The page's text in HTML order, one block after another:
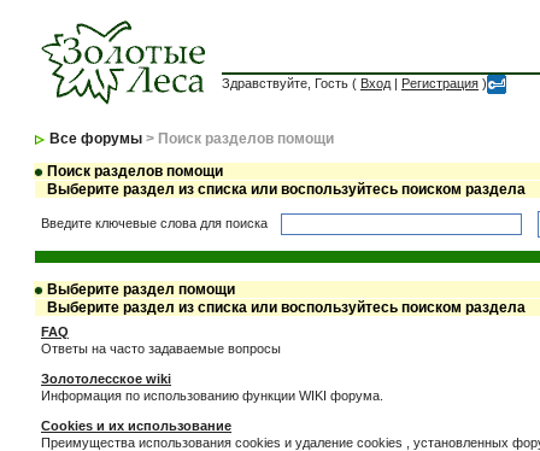
Здравствуйте, Гость ( Вход | Регистрация )
Все форумы > Поиск разделов помощи
Поиск разделов помощи
Выберите раздел из списка или воспользуйтесь поиском раздела
Введите ключевые слова для поиска
Выберите раздел помощи
Выберите раздел из списка или воспользуйтесь поиском раздела
FAQ
Ответы на часто задаваемые вопросы
Золотолесское wiki
Информация по использованию функции WIKI форума.
Cookies и их использование
Преимущества использования cookies и удаление cookies , установленных